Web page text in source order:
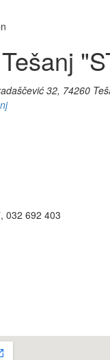
32, 74260
032 692 403